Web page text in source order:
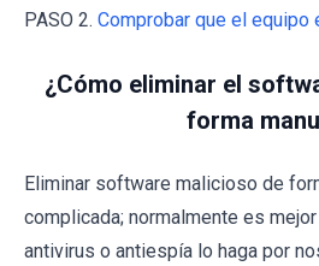
PASO 2. Comprobar que el equipo
¿Cómo eliminar el
forma
Eliminar software malicioso de
complicada; normalmente es
antivirus o antiespía lo haga por